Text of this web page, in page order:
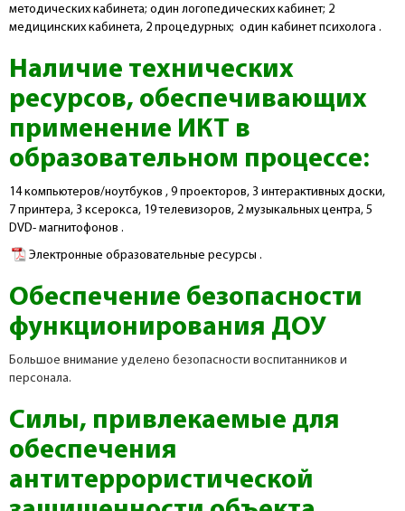
методических кабинета; один логопедических кабинет; 2
медицинских кабинета, 2 процедурных; один кабинет психолога .
Наличие технических
ресурсов, обеспечивающих
применение ИКТ в
образовательном процессе:
14 компьютеров/ноутбуков , 9 проекторов, 3 интерактивных доски,
7 принтера, 3 ксерокса, 19 телевизоров, 2 музыкальных центра, 5
DVD- магнитофонов .
Электронные образовательные ресурсы .
Обеспечение безопасности
функционирования ДОУ
Большое внимание уделено безопасности воспитанников и
персонала.
Силы, привлекаемые для
обеспечения
антитеррористической